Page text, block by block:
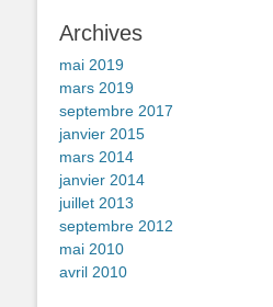
Archives
mai 2019
mars 2019
septembre 2017
janvier 2015
mars 2014
janvier 2014
juillet 2013
septembre 2012
mai 2010
avril 2010